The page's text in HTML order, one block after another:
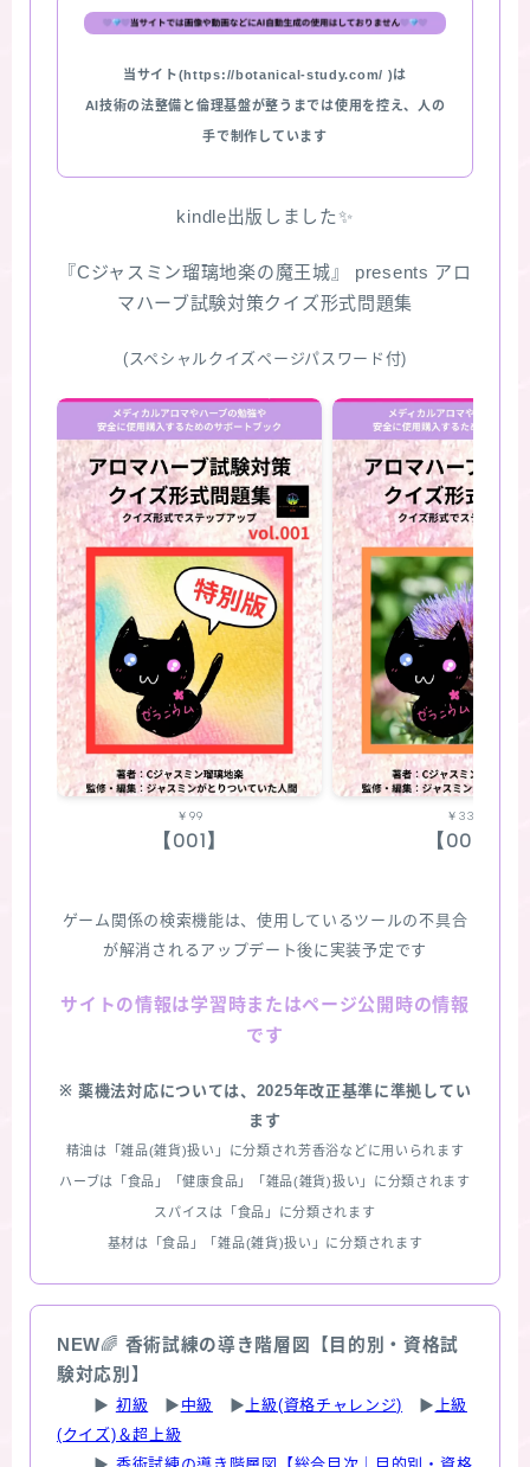
当サイト(https://botanical-study.com/ )は
AI技術の法整備と倫理基盤が整うまでは使用を控え、人の
手で制作しています
kindle出版しました✨
『Cジャスミン瑠璃地楽の魔王城』 presents アロ
マハーブ試験対策クイズ形式問題集
(スペシャルクイズページパスワード付)
￥99
【001】
￥330
【002】
ゲーム関係の検索機能は、使用しているツールの不具合
が解消されるアップデート後に実装予定です
サイトの情報は学習時またはページ公開時の情報
です
※ 薬機法対応については、2025年改正基準に準拠してい
ます
精油は「雑品(雑貨)扱い」に分類され芳香浴などに用いられます
ハーブは「食品」「健康食品」「雑品(雑貨)扱い」に分類されます
スパイスは「食品」に分類されます
基材は「食品」「雑品(雑貨)扱い」に分類されます
NEW🌈 香術試練の導き階層図【目的別・資格試
験対応別】
▶ 初級 ▶ 中級 ▶ 上級(資格チャレンジ) ▶ 上級
(クイズ)＆超上級